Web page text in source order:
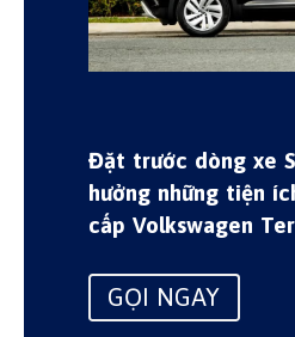
Đặt trước dòng xe
hưởng những tiện
cấp Volkswagen
GỌI NGAY